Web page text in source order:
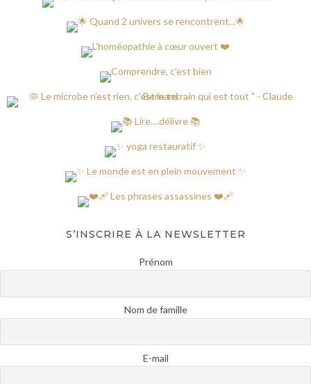
S’INSCRIRE À LA NEWSLETTER
Prénom
Nom de famille
E-mail